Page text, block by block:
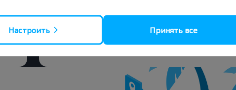
Варшава аэропорт Шопена
Бяла-Подляска
Настроить Принять все